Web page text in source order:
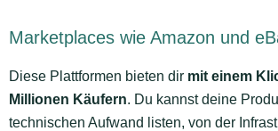
Marketplaces wie Amazon und
Diese Plattformen bieten dir mit einem
Millionen Käufern. Du kannst deine
technischen Aufwand listen, von der